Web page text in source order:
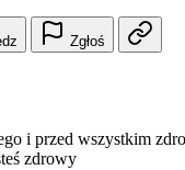
Zgłoś
i przed wszystkim
zdrowy